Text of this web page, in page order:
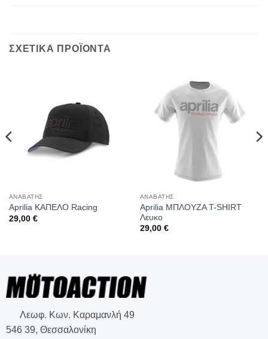
ΣΧΕΤΙΚΑ ΠΡΟΪΟΝΤΑ
ΑΝΑΒΑΤΗΣ
Aprilia ΚΑΠΕΛΟ Racing
29,00 €
ΑΝΑΒΑΤΗΣ
Aprilia ΜΠΛΟΥΖΑ T-SHIRT
Λευκο
29,00 €
Λεωφ. Κων. Καραμανλή 49
546 39, Θεσσαλονίκη